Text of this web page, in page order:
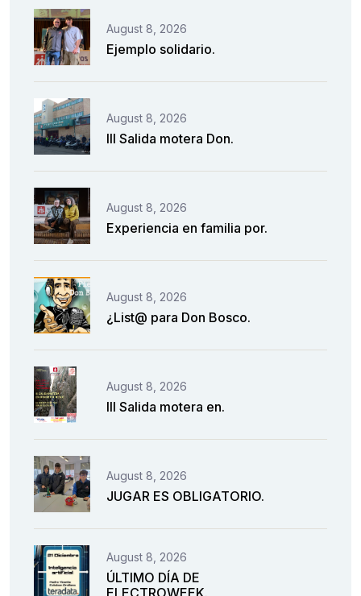
August 8, 2026
Ejemplo solidario.
August 8, 2026
III Salida motera Don.
August 8, 2026
Experiencia en familia por.
August 8, 2026
¿List@ para Don Bosco.
August 8, 2026
III Salida motera en.
August 8, 2026
JUGAR ES OBLIGATORIO.
August 8, 2026
ÚLTIMO DÍA DE
ELECTROWEEK.